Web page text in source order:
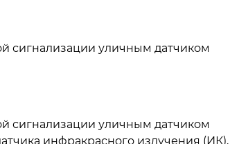
сигнализации уличным датчиком
сигнализации уличным датчиком
инфракрасного излучения (ИК),